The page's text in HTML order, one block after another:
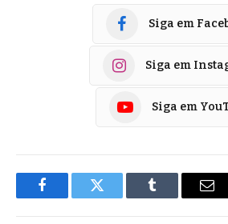
Siga em
Siga em
Siga em
FacebookTwitter Tumblr
E-